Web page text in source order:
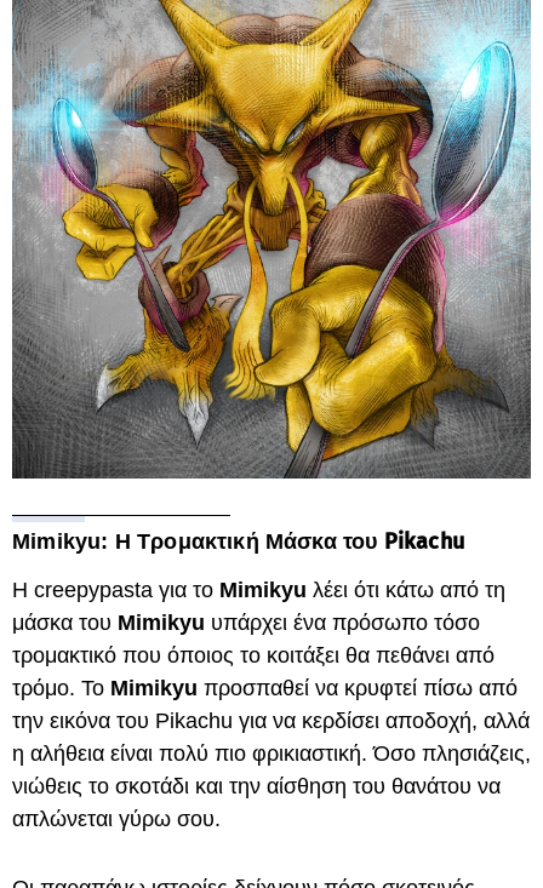
Mimikyu: Η Τρομακτική Μάσκα του Pikachu
Η creepypasta για το Mimikyu λέει ότι κάτω από τη
μάσκα του Mimikyu υπάρχει ένα πρόσωπο τόσο
τρομακτικό που όποιος το κοιτάξει θα πεθάνει από
τρόμο. Το Mimikyu προσπαθεί να κρυφτεί πίσω από
την εικόνα του Pikachu για να κερδίσει αποδοχή, αλλά
η αλήθεια είναι πολύ πιο φρικιαστική. Όσο πλησιάζεις,
νιώθεις το σκοτάδι και την αίσθηση του θανάτου να
απλώνεται γύρω σου.